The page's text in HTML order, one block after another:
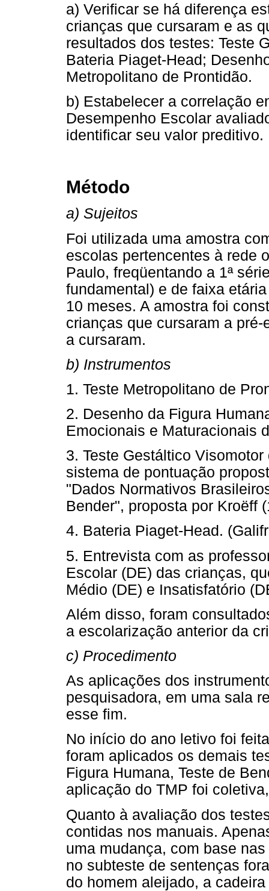
a) Verificar se há diferença
crianças que cursaram e as
resultados dos testes: Teste
Bateria Piaget-Head;
Metropolitano de Prontidão.
b) Estabelecer a correlação
Desempenho Escolar
identificar seu valor preditivo.
Método
a) Sujeitos
Foi utilizada uma amostra
escolas pertencentes à rede
Paulo, freqüentando a 1ª
fundamental) e de faixa
10 meses. A amostra foi
crianças que cursaram a
a cursaram.
b) Instrumentos
1. Teste Metropolitano de
2. Desenho da Figura
Emocionais e Maturacionais
3. Teste Gestáltico
sistema de pontuação
"Dados Normativos
Bender", proposta por Kroëff
4. Bateria Piaget-Head.
5. Entrevista com as
Escolar (DE) das crianças,
Médio (DE) e Insatisfatório
Além disso, foram
a escolarização anterior da
c) Procedimento
As aplicações dos
pesquisadora, em uma sala
esse fim.
No início do ano letivo foi
foram aplicados os demais
Figura Humana, Teste de
aplicação do TMP foi
Quanto à avaliação dos
contidas nos manuais.
uma mudança, com base
no subteste de sentenças
do homem aleijado, a